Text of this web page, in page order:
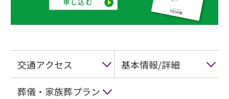
交通アクセス 基本情報/詳細
葬儀・家族葬プラン